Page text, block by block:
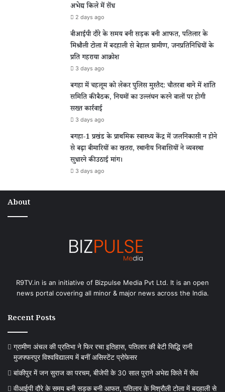
अभेद्य किले में सेंध
2 days ago
वीआईपी दौरे के समय बनी सड़क बनी आफत, पतिलार के
मिश्रौली टोला में बदहाली से बेहाल ग्रामीण, जनप्रतिनिधियों के
प्रति गहराया आक्रोश
3 days ago
बगहा में चहलूम को लेकर पुलिस मुस्तैद: चौतरवा थाने में शांति
समिति की बैठक, नियमों का उल्लंघन करने वालों पर होगी
सख्त कार्रवाई
3 days ago
बगहा-1 प्रखंड के प्राथमिक स्वास्थ्य केंद्र में जलनिकासी न होने
से बढ़ा बीमारियों का खतरा, स्थानीय निवासियों ने व्यवस्था
सुधारने की उठाई मांग।
3 days ago
About
R9TV.in is an initiative of Bizpulse Media Pvt Ltd. It is an open
news portal covering all minor & major news across the India.
Recent Posts
ग्रामीण अंचल की प्रतिभा ने फिर रचा इतिहास, पतिलार की बेटी सिद्धि रानी
मुजफ्फरपुर विश्वविद्यालय में बनीं असिस्टेंट प्रोफेसर
बांकीपुर में जन सुराज का परचम, बीजेपी के 30 साल पुराने अभेद्य किले में सेंध
वीआईपी दौरे के समय बनी सड़क बनी आफत, पतिलार के मिश्रौली टोला में बदहाली से